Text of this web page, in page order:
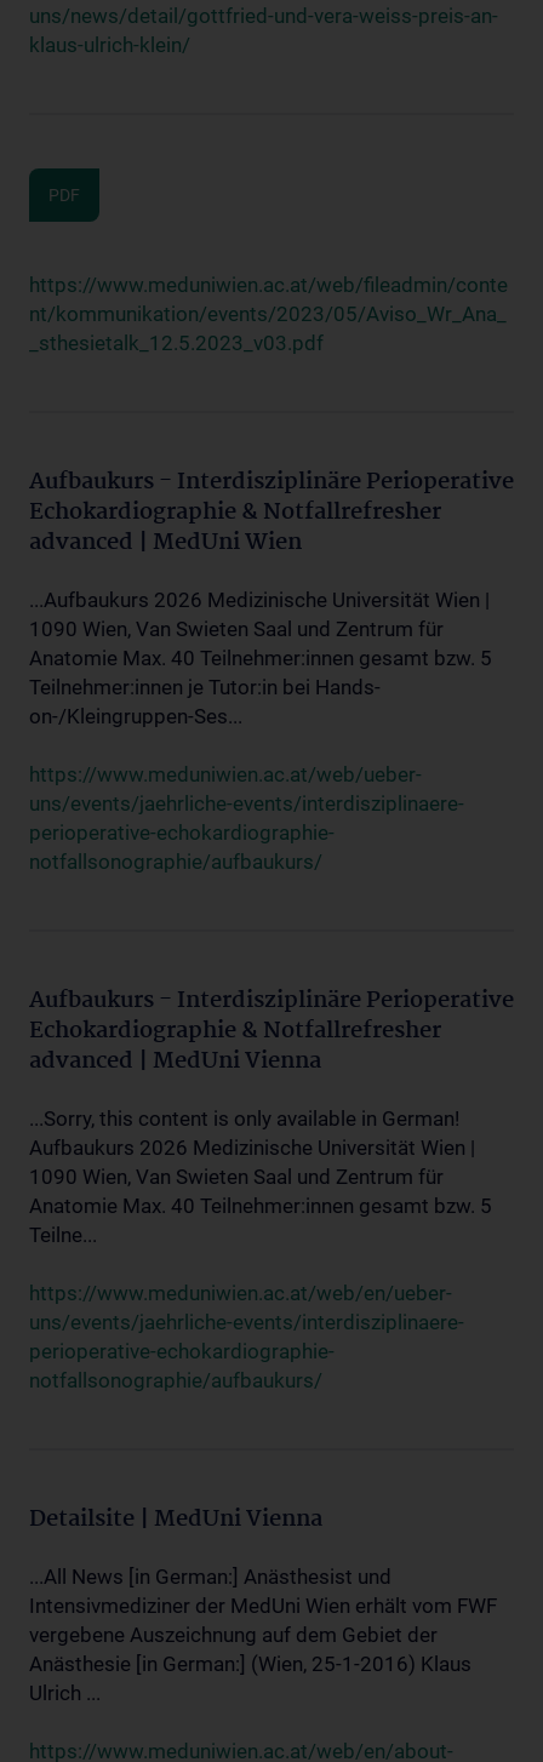
uns/news/detail/gottfried-und-vera-weiss-preis-an-
klaus-ulrich-klein/
PDF
https://www.meduniwien.ac.at/web/fileadmin/conte
nt/kommunikation/events/2023/05/Aviso_Wr_Ana_
_sthesietalk_12.5.2023_v03.pdf
Aufbaukurs - Interdisziplinäre Perioperative
Echokardiographie & Notfallrefresher
advanced | MedUni Wien
...Aufbaukurs 2026 Medizinische Universität Wien |
1090 Wien, Van Swieten Saal und Zentrum für
Anatomie Max. 40 Teilnehmer:innen gesamt bzw. 5
Teilnehmer:innen je Tutor:in bei Hands-
on-/Kleingruppen-Ses...
https://www.meduniwien.ac.at/web/ueber-
uns/events/jaehrliche-events/interdisziplinaere-
perioperative-echokardiographie-
notfallsonographie/aufbaukurs/
Aufbaukurs - Interdisziplinäre Perioperative
Echokardiographie & Notfallrefresher
advanced | MedUni Vienna
...Sorry, this content is only available in German!
Aufbaukurs 2026 Medizinische Universität Wien |
1090 Wien, Van Swieten Saal und Zentrum für
Anatomie Max. 40 Teilnehmer:innen gesamt bzw. 5
Teilne...
https://www.meduniwien.ac.at/web/en/ueber-
uns/events/jaehrliche-events/interdisziplinaere-
perioperative-echokardiographie-
notfallsonographie/aufbaukurs/
Detailsite | MedUni Vienna
...All News [in German:] Anästhesist und
Intensivmediziner der MedUni Wien erhält vom FWF
vergebene Auszeichnung auf dem Gebiet der
Anästhesie [in German:] (Wien, 25-1-2016) Klaus
Ulrich ...
https://www.meduniwien.ac.at/web/en/about-